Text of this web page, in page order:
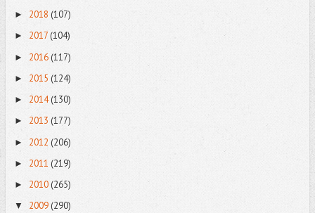
► 2018 (107)
► 2017 (104)
► 2016(117)
► 2015 (124)
► 2014(130)
► 2013 (177)
► 2012 (206)
► 2011 (219)
► 2010(265)
▼ 2009(290)